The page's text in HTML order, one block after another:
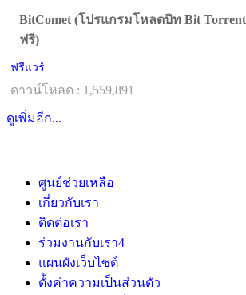
BitComet (โปรแกรมโหลดบิท Bit
ฟรี)
ฟรีแวร์
ดาวน์โหลด : 1,559,891
ดูเพิ่มอีก...
ศูนย์ช่วยเหลือ
เกี่ยวกับเรา
ติดต่อเรา
ร่วมงานกับเรา4
แผนผังเว็บไซต์
ตั้งค่าความเป็นส่วนตัว